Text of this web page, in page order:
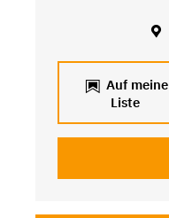
Auf meine
Liste